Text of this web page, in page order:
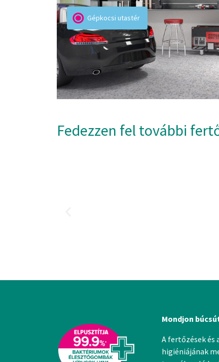
Gépkocsi utastér
Kapcsolódó
termékek
Fedezzen fel további
Mondjon
A fertőzések és
higiéniájának